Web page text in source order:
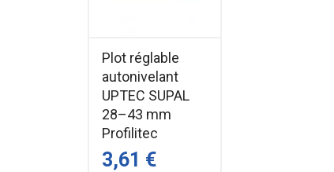
Plot réglable
autonivelant
UPTEC SUPAL
28–43 mm
Profilitec
3,61 €